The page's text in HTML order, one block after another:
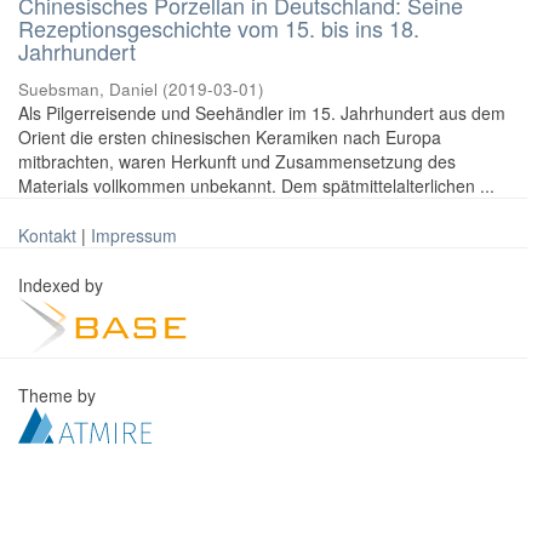
Rezeptionsgeschichte vom 15. bis ins 18.
Jahrhundert
Suebsman, Daniel (2019-03-01)
Als Pilgerreisende und Seehändler im 15. Jahrhundert aus dem
Orient die ersten chinesischen Keramiken nach Europa
mitbrachten, waren Herkunft und Zusammensetzung des
Materials vollkommen unbekannt. Dem spätmittelalterlichen ...
Kontakt | Impressum
Indexed by
Theme by